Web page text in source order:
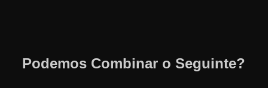
Podemos Combinar o Seguinte?